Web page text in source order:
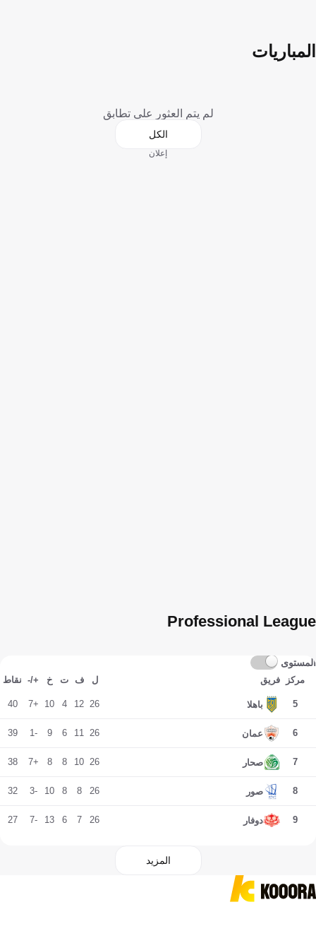
المباريات
لم يتم العثور على تطابق
الكل
إعلان
Professional League
المستوى
مركز فريق ل ف ت خ +/- نقاط
5 باهلا 26
12
4
10
+7
40
6 عمان 26
11
6
9
-1
39
7 صحار 26
10
8
8
+7
38
8 صور 26
8
8
10
-3
32
9 دوفار 26
7
6
13
-7
27
المزيد